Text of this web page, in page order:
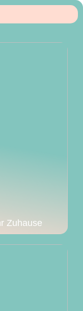
Zuhause